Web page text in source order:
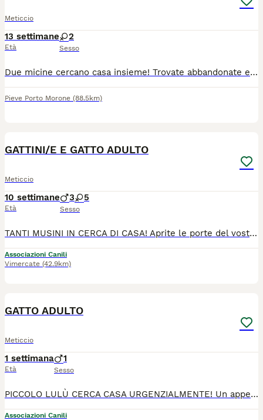
Meticcio
13 settimane
Età
2
Sesso
Due micine cercano casa insieme! Trovate abbandonate erano piccolissime e con poca speranza di sopravvivere , sono state allattate.con biberon e tanta pazienza ora sono diventate.bellissime e inseparabili! Sono.molto affettuose e hanno bisogno di una casa sicura per sempre.
Pieve Porto Morone (88.5km)
GATTINI/E E GATTO ADULTO
Meticcio
10 settimane
Età
3 5
Sesso
TANTI MUSINI IN CERCA DI CASA! Aprite le porte del vostro cuore! Abbiamo diversi gatti meravigliosi in cerca di una famiglia per la vita. C'è il compagno perfetto per ogni tipo di casa! PROVINCIA DI MONZA E BRIANZA Le Sorelline Inseparabili (3 mesi e mezzo) Descrizione: Due splendide sorelle, una bianca e nera e l'altra tricolore. Sono giovanissime, vivaci e piene di vita. Sanità: Già vaccinate e svermate. Adozione: Si valuta preferibilmente adozione di coppia per non separarle! Vega (3 mesi) Descrizione: Splendida cucciola dal manto bianco e grigio chiaro. Una vera dolcezza con lo sguardo che conquista al primo impatto. Mila (3 mesi) Descrizione: Una batuffolina dal mantello bianco e grigio scuro. Curiosa, vivace e prontissima a riempire di fusa la sua nuova casa. Fog (4 mesi) Descrizione: Splendido gattino tigrato, vispo e pieno di energie. Un piccolo uragano d'affetto! Il Coccolone Rosso (4 anni) Descrizione: Un magnifico gattoncello dal mantello rosso. È il classico "gatto cozza": estremamente affettuoso, appiccicoso e affamato di coccole. Carattere: Cerca una casa come gatto unico (o senza altre gatte femmine), poiché non va d'accordo con i suoi simili felini. Per chi cerca un compagno d'appartamento super affettuoso, è perfetto! PROVINCIA DI BERGAMO I Piccolini (Circa 2 mesi) Descrizione: Due piccolissimi batuffoli (probabilmente un maschietto e una femminuccia). Sono ancora giovanissimi, tenerissimi e pronti per iniziare la loro vita in famiglia. INFORMAZIONI E ADOZIONE Note importanti per l'adozione: Rimborso spese: È richiesto un contributo a copertura parziale o totale delle spese veterinarie già sostenute (es. vaccini, sverminazioni, visite).
Associazioni Canili
Vimercate (42.9km)
GATTO ADULTO
Meticcio
1 settimana
Età
1
Sesso
PICCOLO LULÙ CERCA CASA URGENZIALMENTE! Un appello del cuore per un micio speciale che ha davvero bisogno di ritrovare la felicità. BUSTO ARSIZIO (VA) Lulù (1 anno - Maschio) La sua storia: Lulù ha solo un anno ma ha già conosciuto il dolore della perdita: la sua compagna di giochi è venuta a mancare di recente e ora si trova da solo. Carattere: È un gatto dolcissimo, estremamente affettuoso e coccolone. Ha un grande bisogno di calore umano e di una nuova famiglia che gli faccia superare questo momento difficile. Sanità: Già vaccinato e svermato. Cerca: Una casa per la vita con urgenza!
Associazioni Canili